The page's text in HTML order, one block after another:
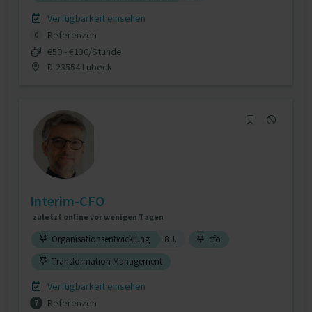
Verfügbarkeit einsehen
0
Referenzen
€50 - €130/Stunde
D-23554 Lübeck
Interim-CFO
zuletzt online vor wenigen Tagen
Organisationsentwicklung 8 J.
cfo
Transformation Management
Verfügbarkeit einsehen
7
Referenzen